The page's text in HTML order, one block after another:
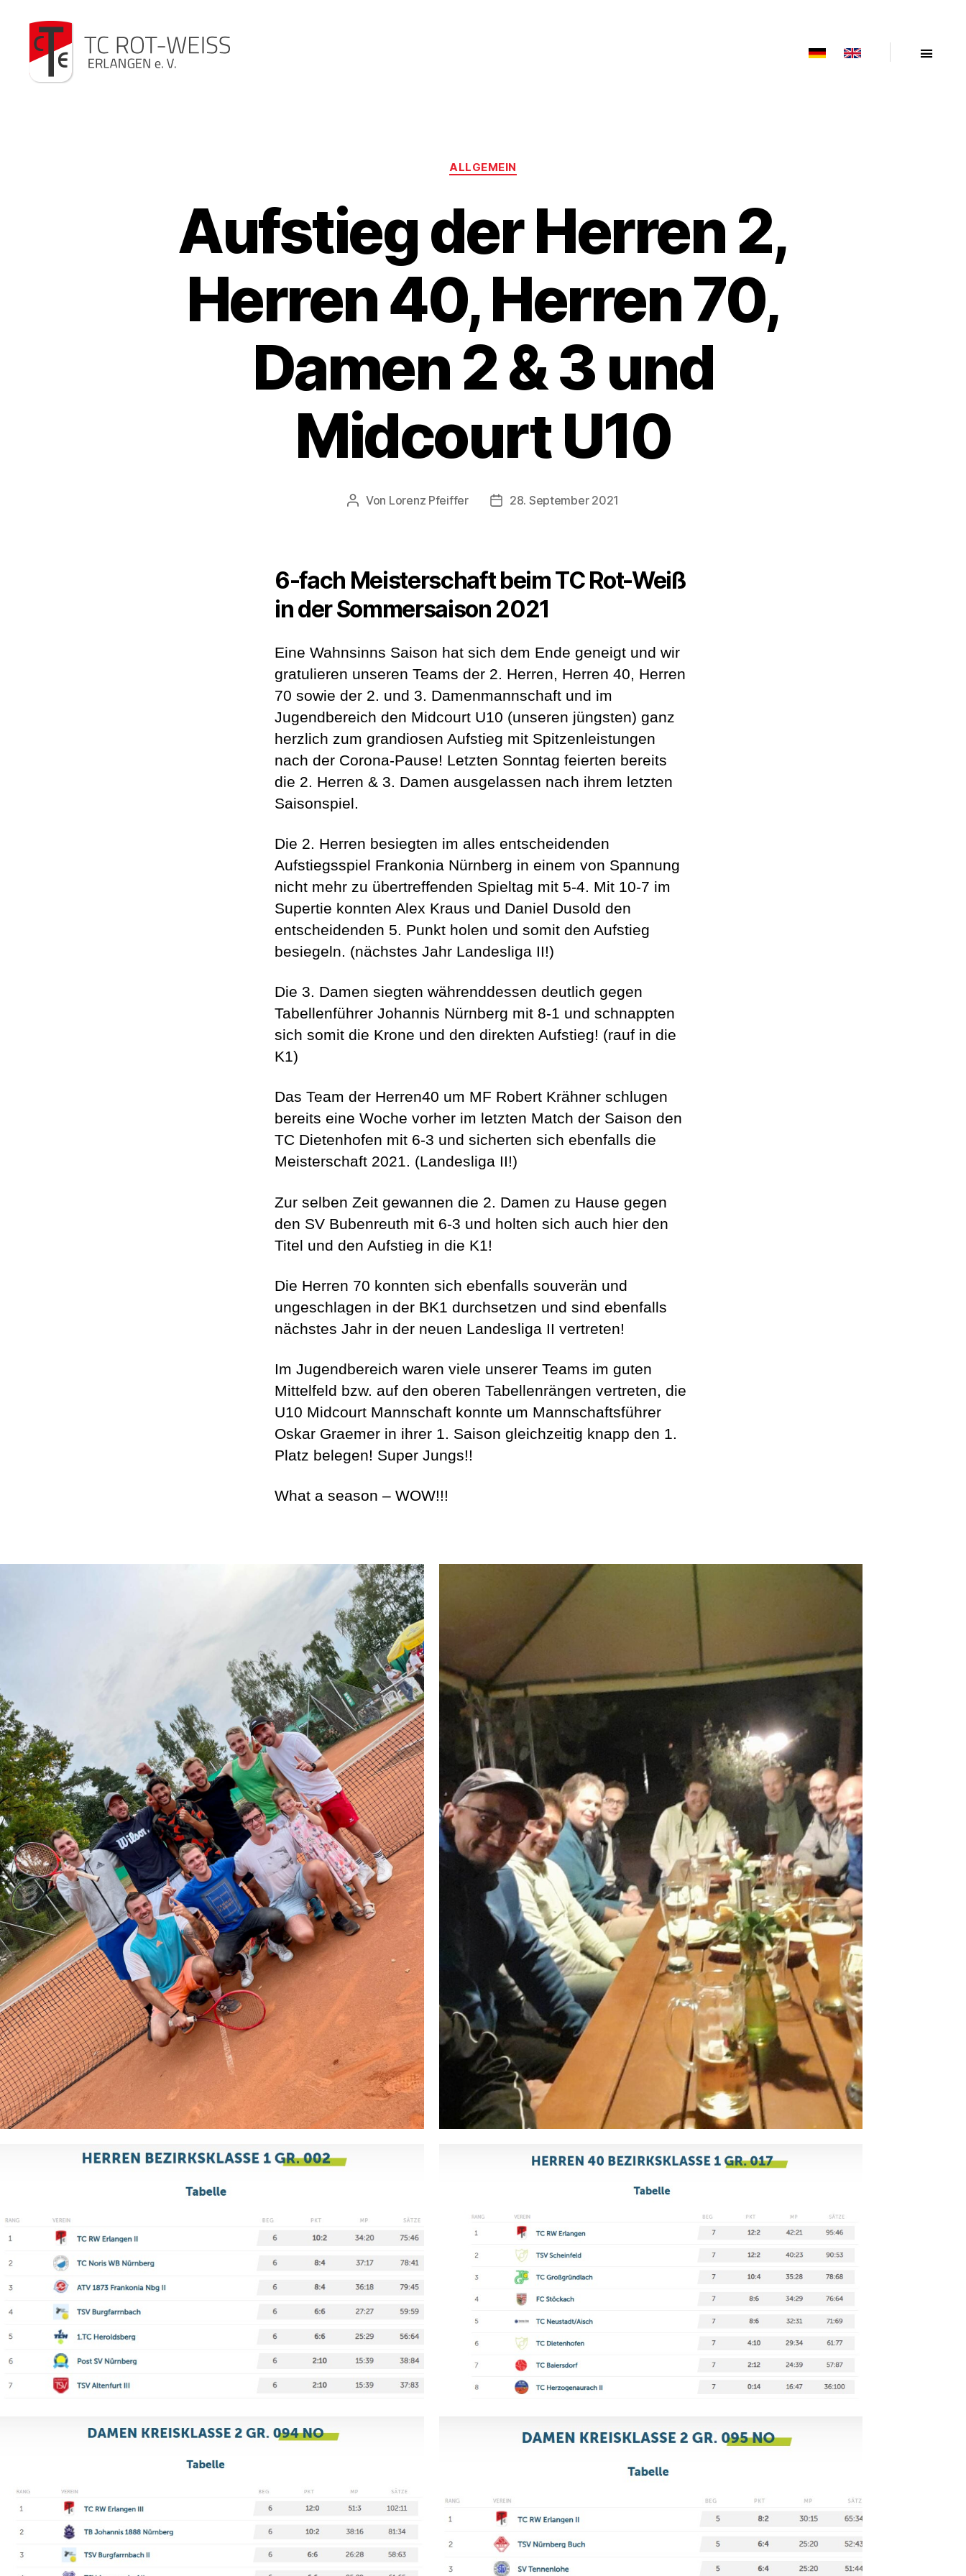
Kategorien
ALLGEMEIN
Aufstieg der Herren 2,
Herren 40, Herren 70,
Damen 2 & 3 und
Midcourt U10
Beitragsautor
Von Lorenz Pfeiffer Veröffentlichungsdatum
28. September 2021
6-fach Meisterschaft beim TC Rot-Weiß
in der Sommersaison 2021
Eine Wahnsinns Saison hat sich dem Ende geneigt und wir
gratulieren unseren Teams der 2. Herren, Herren 40, Herren
70 sowie der 2. und 3. Damenmannschaft und im
Jugendbereich den Midcourt U10 (unseren jüngsten) ganz
herzlich zum grandiosen Aufstieg mit Spitzenleistungen
nach der Corona-Pause! Letzten Sonntag feierten bereits
die 2. Herren & 3. Damen ausgelassen nach ihrem letzten
Saisonspiel.
Die 2. Herren besiegten im alles entscheidenden
Aufstiegsspiel Frankonia Nürnberg in einem von Spannung
nicht mehr zu übertreffenden Spieltag mit 5-4. Mit 10-7 im
Supertie konnten Alex Kraus und Daniel Dusold den
entscheidenden 5. Punkt holen und somit den Aufstieg
besiegeln. (nächstes Jahr Landesliga II!)
Die 3. Damen siegten währenddessen deutlich gegen
Tabellenführer Johannis Nürnberg mit 8-1 und schnappten
sich somit die Krone und den direkten Aufstieg! (rauf in die
K1)
Das Team der Herren40 um MF Robert Krähner schlugen
bereits eine Woche vorher im letzten Match der Saison den
TC Dietenhofen mit 6-3 und sicherten sich ebenfalls die
Meisterschaft 2021. (Landesliga II!)
Zur selben Zeit gewannen die 2. Damen zu Hause gegen
den SV Bubenreuth mit 6-3 und holten sich auch hier den
Titel und den Aufstieg in die K1!
Die Herren 70 konnten sich ebenfalls souverän und
ungeschlagen in der BK1 durchsetzen und sind ebenfalls
nächstes Jahr in der neuen Landesliga II vertreten!
Im Jugendbereich waren viele unserer Teams im guten
Mittelfeld bzw. auf den oberen Tabellenrängen vertreten, die
U10 Midcourt Mannschaft konnte um Mannschaftsführer
Oskar Graemer in ihrer 1. Saison gleichzeitig knapp den 1.
Platz belegen! Super Jungs!!
What a season – WOW!!!